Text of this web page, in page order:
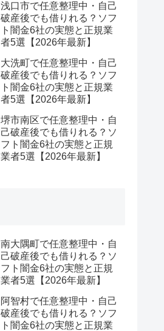
浅口市で任意整理中・自己
破産後でも借りれる？ソフ
ト闇金6社の実態と正規業
者5選【2026年最新】
大洗町で任意整理中・自己
破産後でも借りれる？ソフ
ト闇金6社の実態と正規業
者5選【2026年最新】
堺市南区で任意整理中・自
己破産後でも借りれる？ソ
フト闇金6社の実態と正規
業者5選【2026年最新】
南大隅町で任意整理中・自
己破産後でも借りれる？ソ
フト闇金6社の実態と正規
業者5選【2026年最新】
阿智村で任意整理中・自己
破産後でも借りれる？ソフ
ト闇金6社の実態と正規業